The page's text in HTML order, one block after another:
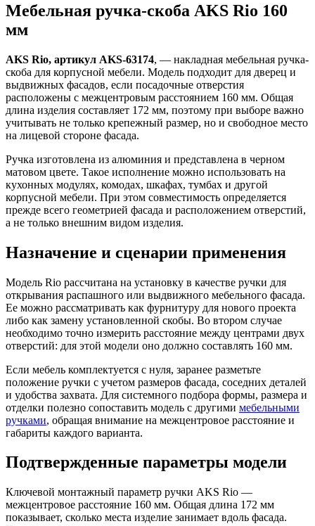
Мебельная ручка-скоба AKS Rio 160
мм
AKS Rio, артикул AKS-63174, — накладная мебельная ручка-
скоба для корпусной мебели. Модель подходит для дверец и
выдвижных фасадов, если посадочные отверстия
расположены с межцентровым расстоянием 160 мм. Общая
длина изделия составляет 172 мм, поэтому при выборе важно
учитывать не только крепежный размер, но и свободное место
на лицевой стороне фасада.
Ручка изготовлена из алюминия и представлена в черном
матовом цвете. Такое исполнение можно использовать на
кухонных модулях, комодах, шкафах, тумбах и другой
корпусной мебели. При этом совместимость определяется
прежде всего геометрией фасада и расположением отверстий,
а не только внешним видом изделия.
Назначение и сценарии применения
Модель Rio рассчитана на установку в качестве ручки для
открывания распашного или выдвижного мебельного фасада.
Ее можно рассматривать как фурнитуру для нового проекта
либо как замену установленной скобы. Во втором случае
необходимо точно измерить расстояние между центрами двух
отверстий: для этой модели оно должно составлять 160 мм.
Если мебель комплектуется с нуля, заранее разметьте
положение ручки с учетом размеров фасада, соседних деталей
и удобства захвата. Для системного подбора формы, размера и
отделки полезно сопоставить модель с другими мебельными
ручками, обращая внимание на межцентровое расстояние и
габариты каждого варианта.
Подтвержденные параметры модели
Ключевой монтажный параметр ручки AKS Rio —
межцентровое расстояние 160 мм. Общая длина 172 мм
показывает, сколько места изделие занимает вдоль фасада.